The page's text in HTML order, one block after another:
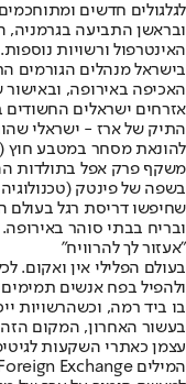
לגלגולים חדשים
ובראשן התביעה
האינטרפול ורשויות נוספות.
בישראל מנהלים הגורמים
האכיפה באירופה,
אזרחים ישראלים החשודים
התיק של ארז - ישראלי
להונאת מסחר במטבע חוץ
משקף פרק אפל בתולדות
בשפה של פינטק
שחיפשו דריסת רגל בעולם
ובריח בבתי סוהר באירופה.
"אעזור לך להרוויח"
בעולם הפלילי אין
ולהפיל בפח אנשים תמימים
בו ביד רמה, וכשהרשויות
בעשור האחרון, המקום
עצמן כאתרי השקעות